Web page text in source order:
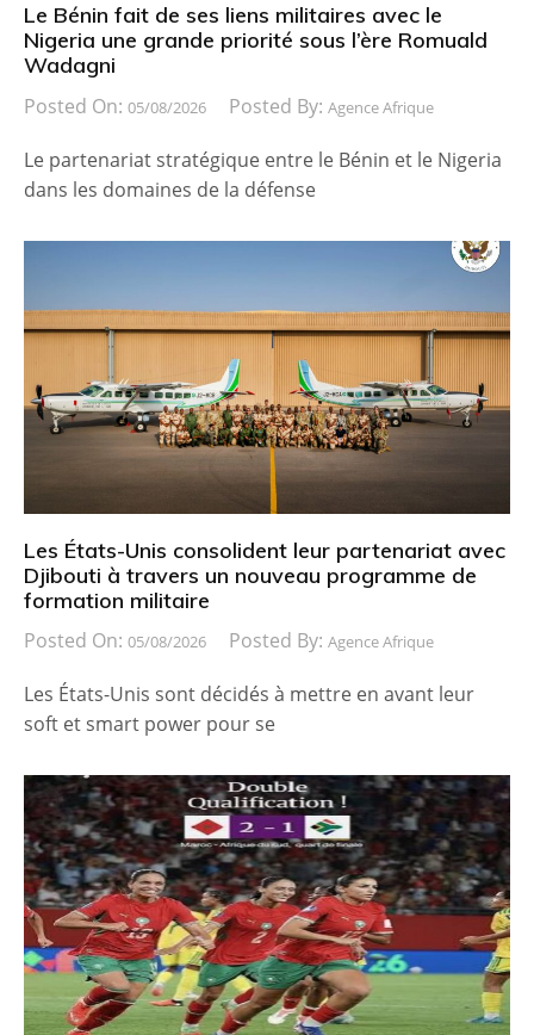
Le Bénin fait de ses liens militaires avec le
Nigeria une grande priorité sous l’ère Romuald
Wadagni
Posted On: 05/08/2026 Posted By: Agence Afrique
Le partenariat stratégique entre le Bénin et le Nigeria
dans les domaines de la défense
Les États-Unis consolident leur partenariat avec
Djibouti à travers un nouveau programme de
formation militaire
Posted On: 05/08/2026 Posted By: Agence Afrique
Les États-Unis sont décidés à mettre en avant leur
soft et smart power pour se